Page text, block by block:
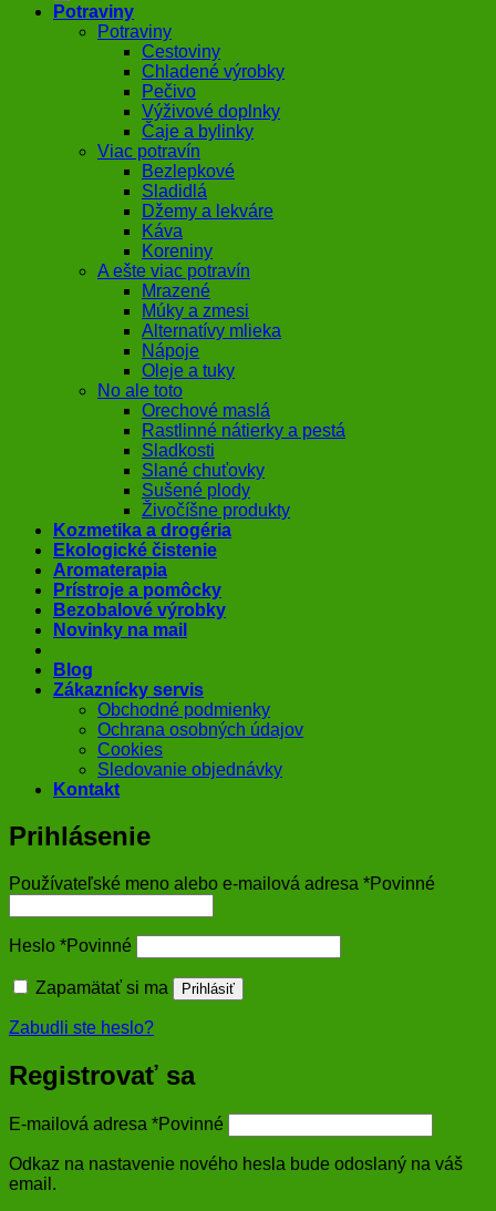
Potraviny
Potraviny
Cestoviny
Chladené výrobky
Pečivo
Výživové doplnky
Čaje a bylinky
Viac potravín
Bezlepkové
Sladidlá
Džemy a lekváre
Káva
Koreniny
A ešte viac potravín
Mrazené
Múky a zmesi
Alternatívy mlieka
Nápoje
Oleje a tuky
No ale toto
Orechové maslá
Rastlinné nátierky a pestá
Sladkosti
Slané chuťovky
Sušené plody
Živočíšne produkty
Kozmetika a drogéria
Ekologické čistenie
Aromaterapia
Prístroje a pomôcky
Bezobalové výrobky
Novinky na mail
Blog
Zákaznícky servis
Obchodné podmienky
Ochrana osobných údajov
Cookies
Sledovanie objednávky
Kontakt
Prihlásenie
Používateľské meno alebo e-mailová adresa *Povinné
Heslo *Povinné
Zapamätať si ma Prihlásiť
Zabudli ste heslo?
Registrovať sa
E-mailová adresa *Povinné
Odkaz na nastavenie nového hesla bude odoslaný na váš
email.